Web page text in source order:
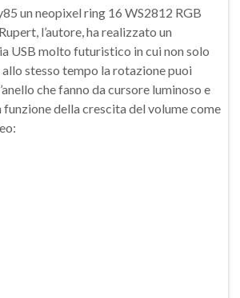
un neopixel ring 16 WS2812 RGB
l’autore, ha realizzato un
USB molto futuristico in cui non solo
stesso tempo la rotazione puoi
che fanno da cursore luminoso e
della crescita del volume come